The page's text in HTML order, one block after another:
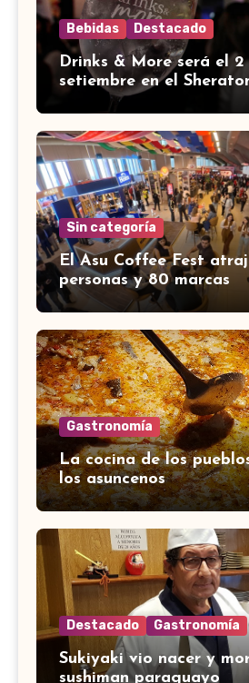
Bebidas Destacado
Drinks & More será el 2
setiembre en el
Sin categoría
El Asu Coffee Fest
personas y 80 marcas
Gastronomía
La cocina de los
los asuncenos
Destacado Gastronomía
Sukiyaki vio nacer y
sushiman paraguayo